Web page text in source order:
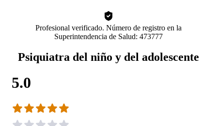
Profesional verificado. Número de registro en la
Superintendencia de Salud: 473777
Psiquiatra del niño y del adolescente
5.0